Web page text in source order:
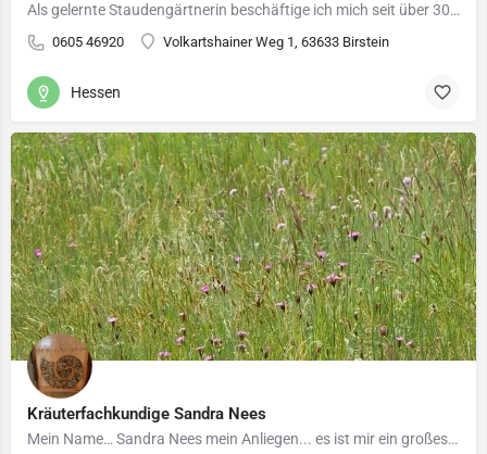
Als gelernte Staudengärtnerin beschäftige ich mich seit über 30 Jahren mit Kräutern ,deren Standorte und…
0605 46920 Volkartshainer Weg 1, 63633 Birstein
Hessen
Kräuterfachkundige Sandra Nees
Mein Name… Sandra Nees mein Anliegen... es ist mir ein großes Bedürfnis, Menschen für die Natur, die…